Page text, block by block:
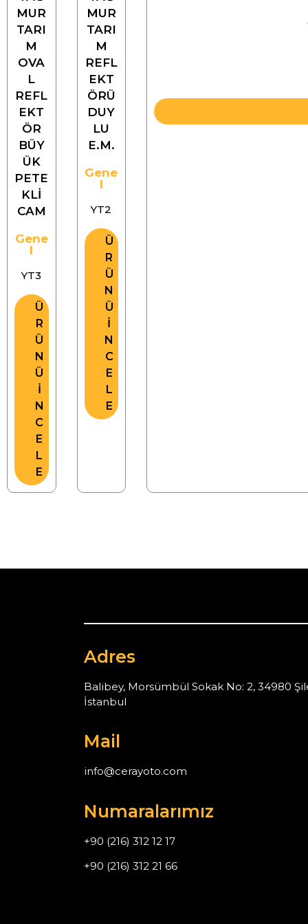
MUR
TARI
M
OVA
L
REFL
EKT
ÖR
BÜY
ÜK
PETE
KLİ
CAM
Gene
l
YT3
Ü
R
Ü
N
Ü
İ
N
C
E
L
E
MUR
TARI
M
REFL
EKT
ÖRÜ
DUY
LU
E.M.
Gene
l
YT2
Ü
R
Ü
N
Ü
İ
N
C
E
L
E
Adres
Balibey, Morsümbül Sokak No: 2, 34980
İstanbul
Mail
info@cerayoto.com
Numaralarımız
+90 (216) 312 12 17
+90 (216) 312 21 66